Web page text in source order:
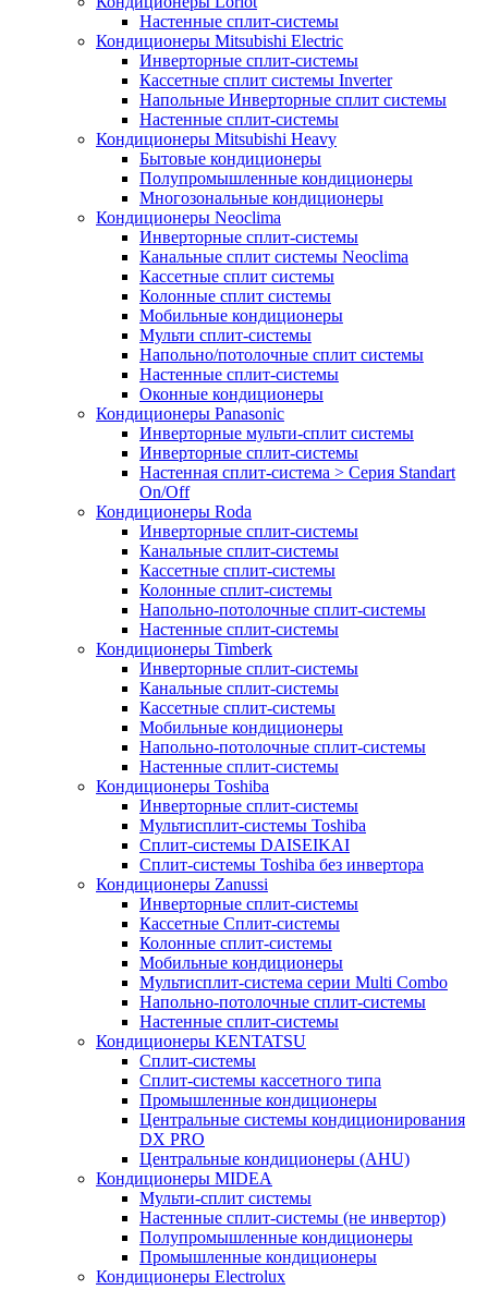
Настенные сплит-системы
Кондиционеры Mitsubishi Electric
Инверторные сплит-системы
Кассетные сплит системы Inverter
Напольные Инверторные сплит системы
Настенные сплит-системы
Кондиционеры Mitsubishi Heavy
Бытовые кондиционеры
Полупромышленные кондиционеры
Многозональные кондиционеры
Кондиционеры Neoclima
Инверторные сплит-системы
Канальные сплит системы Neoclima
Кассетные сплит системы
Колонные сплит системы
Мобильные кондиционеры
Мульти сплит-системы
Напольно/потолочные сплит системы
Настенные сплит-системы
Оконные кондиционеры
Кондиционеры Panasonic
Инверторные мульти-сплит системы
Инверторные сплит-системы
Настенная сплит-система > Серия Standart
On/Off
Кондиционеры Roda
Инверторные сплит-системы
Канальные сплит-системы
Кассетные сплит-системы
Колонные сплит-системы
Напольно-потолочные сплит-системы
Настенные сплит-системы
Кондиционеры Timberk
Инверторные сплит-системы
Канальные сплит-системы
Кассетные сплит-системы
Мобильные кондиционеры
Напольно-потолочные сплит-системы
Настенные сплит-системы
Кондиционеры Toshiba
Инверторные сплит-системы
Мультисплит-системы Toshiba
Сплит-системы DAISEIKAI
Сплит-системы Toshiba без инвертора
Кондиционеры Zanussi
Инверторные сплит-системы
Кассетные Сплит-системы
Колонные сплит-системы
Мобильные кондиционеры
Мультисплит-система серии Multi Combo
Напольно-потолочные сплит-системы
Настенные сплит-системы
Кондиционеры KENTATSU
Сплит-системы
Сплит-системы кассетного типа
Промышленные кондиционеры
Центральные системы кондиционирования
DX PRO
Центральные кондиционеры (AHU)
Кондиционеры MIDEA
Мульти-сплит системы
Настенные сплит-системы (не инвертор)
Полупромышленные кондиционеры
Промышленные кондиционеры
Кондиционеры Electrolux